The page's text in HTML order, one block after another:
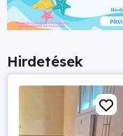
Hirdetések